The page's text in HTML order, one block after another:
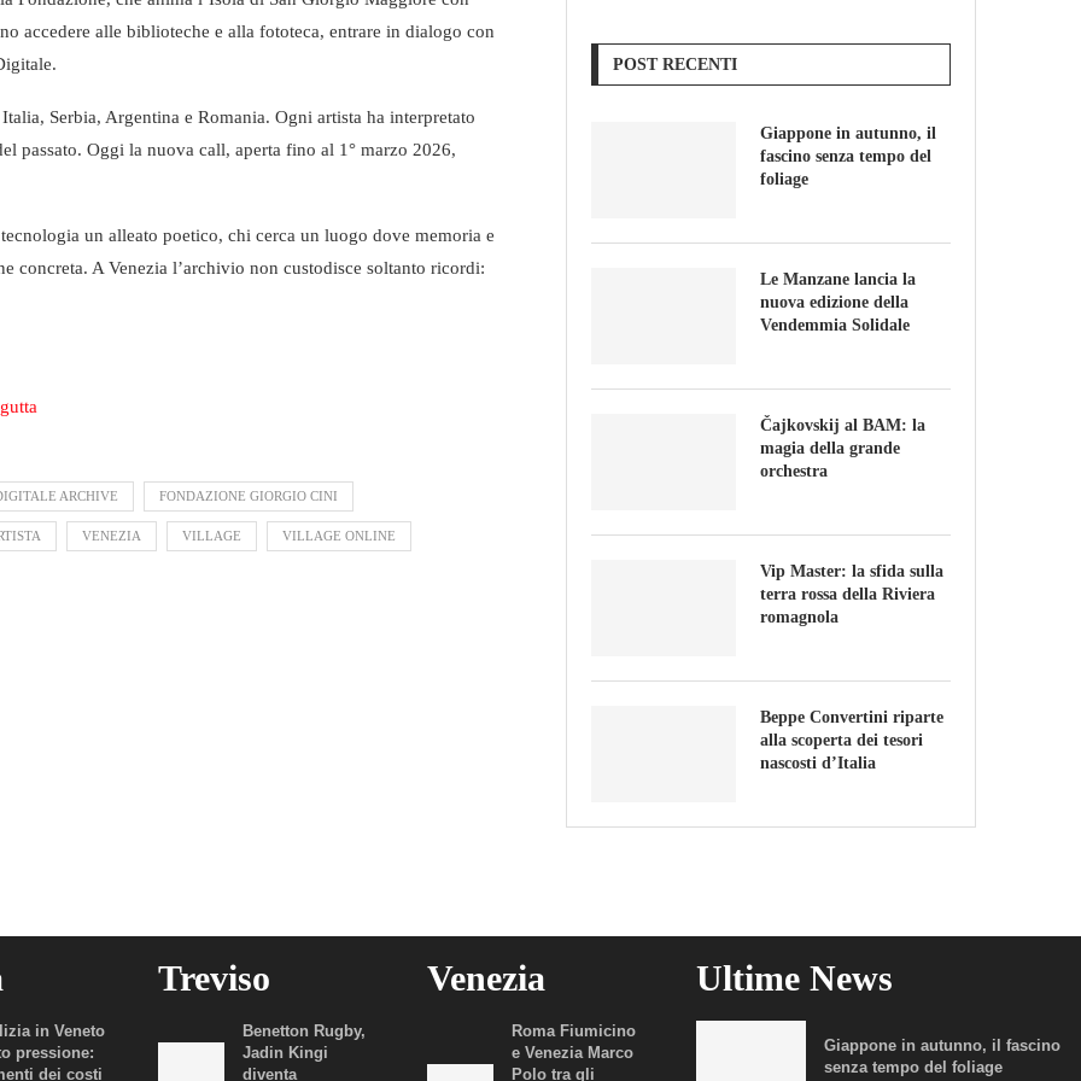
accedere alle biblioteche e alla fototeca, entrare in dialogo con
Serbia, Argentina e Romania. Ogni artista ha interpretato
passato. Oggi la nuova call, aperta fino al 1° marzo 2026,
un alleato poetico, chi cerca un luogo dove memoria e
concreta. A Venezia l’archivio non custodisce soltanto ricordi:
ARCHIVE FONDAZIONE GIORGIO CINI
VENEZIA VILLAGE VILLAGE ONLINE
POST RECENTI
Giappone in autunno, il
fascino senza tempo del
foliage
Le Manzane lancia la
nuova edizione della
Vendemmia Solidale
Čajkovskij al BAM: la
magia della grande
orchestra
Vip Master: la sfida sulla
terra rossa della Riviera
romagnola
Beppe Convertini riparte
alla scoperta dei tesori
nascosti d’Italia
in Veneto
pressione:
dei costi
Treviso
Benetton Rugby,
Jadin Kingi
diventa
Venezia
Roma Fiumicino
e Venezia Marco
Polo tra gli
Ultime News
Giappone in autunno, il fascino
senza tempo del foliage